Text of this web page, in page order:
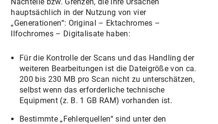
hauptsächlich in der Nutzung von vier
„Generationen“: Original – Ektachromes –
Ilfochromes – Digitalisate haben:
Für die Kontrolle der Scans und das Handling der
weiteren Bearbeitungen ist die Dateigröße von ca.
200 bis 230 MB pro Scan nicht zu unterschätzen,
selbst wenn das erforderliche technische
Equipment (z. B. 1 GB RAM) vorhanden ist.
Bestimmte „Fehlerquellen“ sind unter den